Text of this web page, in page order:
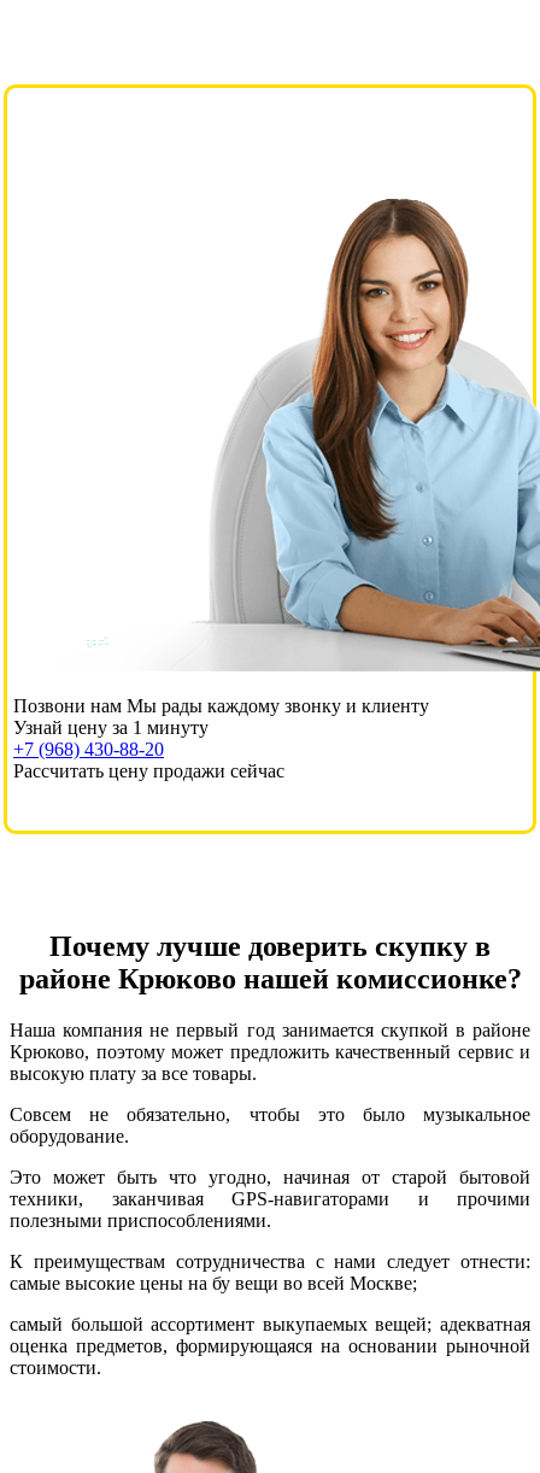
Позвони нам Мы рады каждому звонку и клиенту
Узнай цену за 1 минуту
+7 (968) 430-88-20
Рассчитать цену продажи сейчас
Почему лучше доверить скупку в
районе Крюково нашей комиссионке?
Наша компания не первый год занимается скупкой в районе
Крюково, поэтому может предложить качественный сервис и
высокую плату за все товары.
Совсем не обязательно, чтобы это было музыкальное
оборудование.
Это может быть что угодно, начиная от старой бытовой
техники, заканчивая GPS-навигаторами и прочими
полезными приспособлениями.
К преимуществам сотрудничества с нами следует отнести:
самые высокие цены на бу вещи во всей Москве;
самый большой ассортимент выкупаемых вещей; адекватная
оценка предметов, формирующаяся на основании рыночной
стоимости.